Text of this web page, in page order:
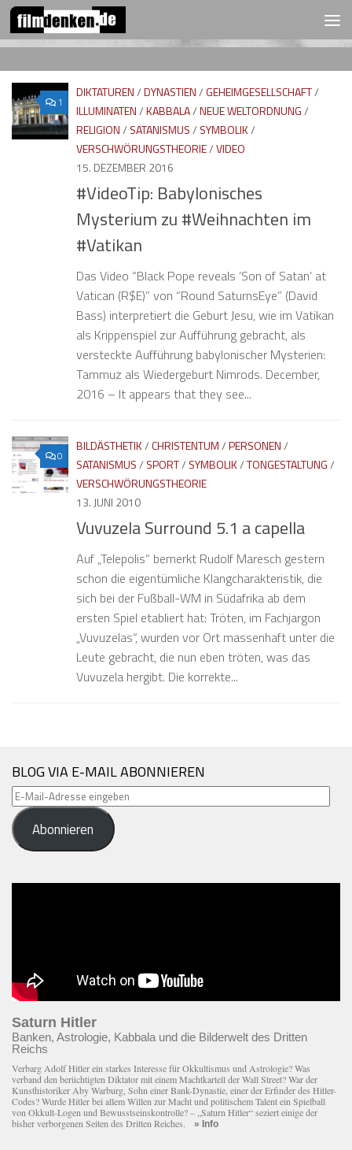
Zum Inhalt springenFOLGEN:
1
DIKTATUREN/DYNASTIEN/GEHEIMGESELLSCHAFT/
ILLUMINATEN/KABBALA/NEUE WELTORDNUNG/
RELIGION/ SATANISMUS/ SYMBOLIK/
VERSCHWÖRUNGSTHEORIE/VIDEO
15. DEZEMBER 2016
#VideoTip: Babylonisches
Mysterium zu #Weihnachten im
#Vatikan
Das Video “Black Pope reveals ‘Son of Satan’ at
Vatican (R$E)” von “Round SaturnsEye” (David
Bass) interpretiert die Geburt Jesu, wie im Vatikan
als Krippenspiel zur Aufführung gebracht, als
versteckte Aufführung babylonischer Mysterien:
Tammuz als Wiedergeburt Nimrods. December,
2016 – It appears that they see...
0
BILDÄSTHETIK/CHRISTENTUM/PERSONEN/
SATANISMUS/ SPORT/ SYMBOLIK/TONGESTALTUNG/
VERSCHWÖRUNGSTHEORIE
13. JUNI 2010
Vuvuzela Surround 5.1 a capella
Auf „Telepolis“ bemerkt Rudolf Maresch gestern
schon die eigentümliche Klangcharakteristik, die
sich bei der Fußball-WM in Südafrika ab dem
ersten Spiel etabliert hat: Tröten, im Fachjargon
„Vuvuzelas“, wurden vor Ort massenhaft unter die
Leute gebracht, die nun eben tröten, was das
Vuvuzela hergibt. Die korrekte...
BLOG VIA E-MAIL ABONNIEREN
E-
Mail-
Adresse
eingeben
Abonnieren
Saturn Hitler
Banken, Astrologie, Kabbala und die Bilderwelt des Dritten
Reichs
Verbarg Adolf Hitler ein starkes Interesse für Okkultismus und Astrologie? Was
verband den berüchtigten Diktator mit einem Macht­kartell der Wall Street? War der
Kunsthistoriker Aby Warburg, Sohn einer Bank-Dynastie, einer der Erfinder des Hitler-
Codes? Wurde Hitler bei allem Willen zur Macht und politischem Talent ein Spielball
von Okkult-Logen und Bewusstseinskontrolle? – „Saturn Hitler“ seziert einige der
bisher verborgenen Seiten des Dritten Reiches. » Info